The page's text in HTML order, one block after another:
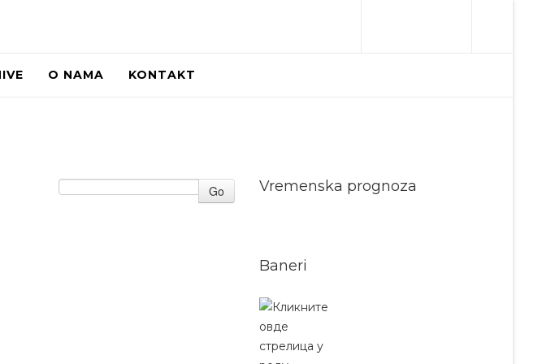
O NAMA KONTAKT
Go Vremenska prognoza
Baneri